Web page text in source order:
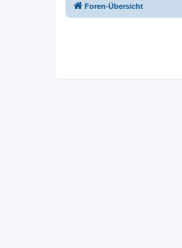
Foren-Übersicht